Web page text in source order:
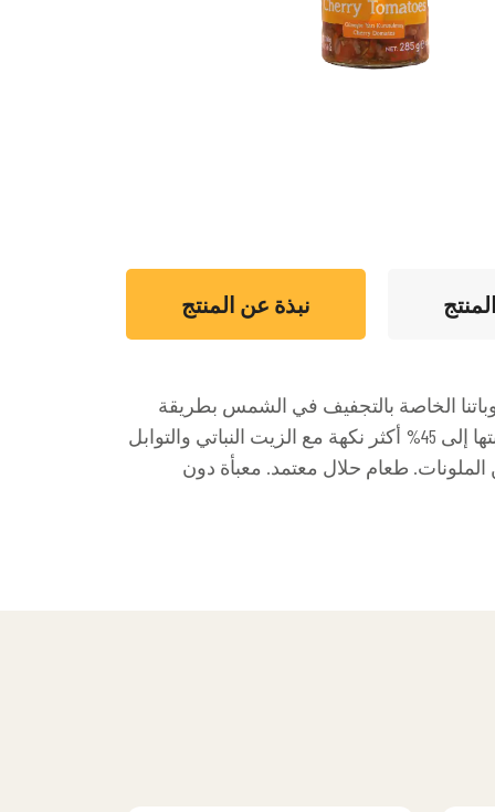
نبذة عن المنتج
في صوباتنا الخاصة بالتجفيف في الشمس بطريقة
التعليق، طبيعية تمامًا وبدون إضافة أي مواد حافظة مضافة. نجعل طماطمنا الحقلية التي تنخفض نسبة رطوبتها إلى 45% أكثر نكهة مع الزيت النباتي والتوابل
طعام حلال معتمد. معبأة دون